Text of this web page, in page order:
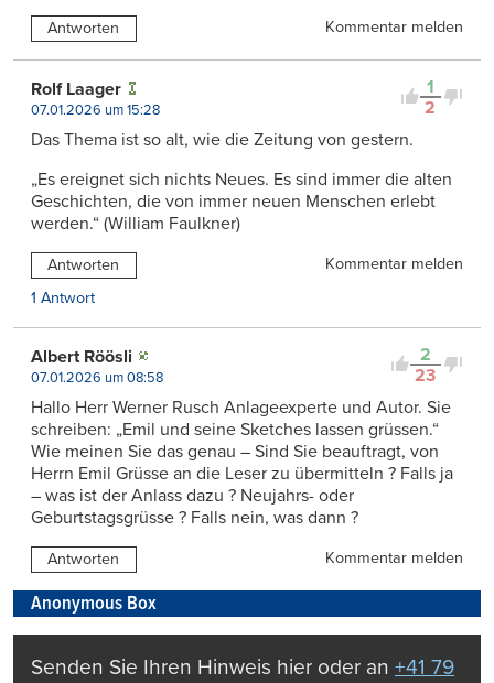
Antworten Kommentar melden
1
2
Rolf Laager
07.01.2026 um 15:28
Das Thema ist so alt, wie die Zeitung von gestern.
„Es ereignet sich nichts Neues. Es sind immer die alten
Geschichten, die von immer neuen Menschen erlebt
werden.“ (William Faulkner)
Antworten
Kommentar melden
1 Antwort
2
23
Albert Röösli
07.01.2026 um 08:58
Hallo Herr Werner Rusch Anlageexperte und Autor. Sie
schreiben: „Emil und seine Sketches lassen grüssen.“
Wie meinen Sie das genau – Sind Sie beauftragt, von
Herrn Emil Grüsse an die Leser zu übermitteln ? Falls ja
– was ist der Anlass dazu ? Neujahrs- oder
Geburtstagsgrüsse ? Falls nein, was dann ?
Antworten Kommentar melden
Anonymous Box
Senden Sie Ihren Hinweis hier oder an +41 79